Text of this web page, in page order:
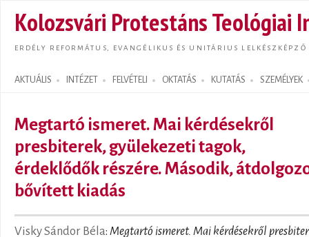
Kolozsvári Protestáns Teológiai
ERDÉLY REFORMÁTUS, EVANGÉLIKUS ÉS UNITÁRIUS LELKÉSZKÉPZŐ
AKTUÁLIS INTÉZET FELVÉTELI OKTATÁS KUTATÁS SZEMÉLYEK
Search form
Megtartó ismeret. Mai kérdésekről
presbiterek, gyülekezeti tagok,
érdeklődők részére. Második,
bővített kiadás
Visky Sándor Béla: Megtartó ismeret. Mai kérdésekről